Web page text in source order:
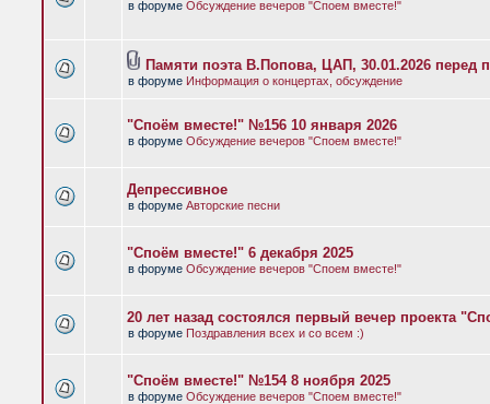
в форуме Обсуждение вечеров "Споем вместе!"
Памяти поэта В.Попова, ЦАП, 30.01.2026 перед
в форуме Информация о концертах, обсуждение
"Споём вместе!" №156 10 января 2026
в форуме Обсуждение вечеров "Споем вместе!"
Депрессивное
в форуме Авторские песни
"Споём вместе!" 6 декабря 2025
в форуме Обсуждение вечеров "Споем вместе!"
20 лет назад состоялся первый вечер проекта
в форуме Поздравления всех и со всем :)
"Споём вместе!" №154 8 ноября 2025
в форуме Обсуждение вечеров "Споем вместе!"